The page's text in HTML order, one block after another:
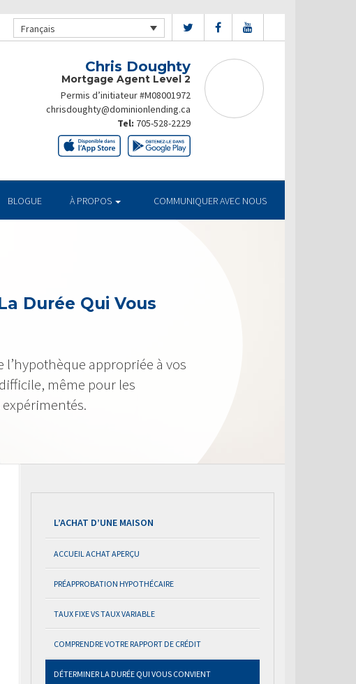
Français
Chris Doughty
Mortgage Agent Level 2
Permis d’initiateur #M08001972
chrisdoughty@dominionlending.ca
Tel: 705-528-2229
BLOGUE À PROPOS COMMUNIQUER AVEC NOUS
Durée Qui Vous
l’hypothèque appropriée à vos
même pour les
L’ACHAT D’UNE MAISON
ACCUEIL ACHAT APERÇU
PRÉAPPROBATION HYPOTHÉCAIRE
TAUX FIXE VS TAUX VARIABLE
COMPRENDRE VOTRE RAPPORT DE CRÉDIT
DÉTERMINER LA DURÉE QUI VOUS CONVIENT